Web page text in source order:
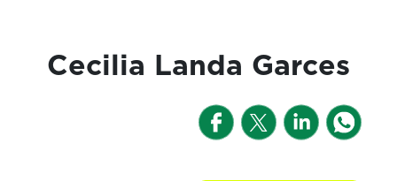
Cecilia Landa Garces